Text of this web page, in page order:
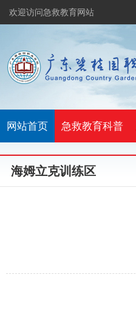
欢迎访问急救教育网站
网站首页 急救教育科普
海姆立克训练区